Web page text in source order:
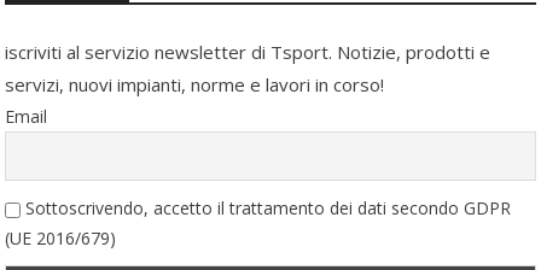
iscriviti al servizio newsletter di Tsport. Notizie, prodotti e
servizi, nuovi impianti, norme e lavori in corso!
Email
Sottoscrivendo, accetto il trattamento dei dati secondo GDPR
(UE 2016/679)